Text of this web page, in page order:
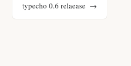
typecho 0.6 relaease